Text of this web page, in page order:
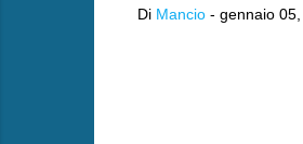
Di Mancio - gennaio